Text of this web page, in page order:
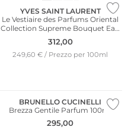
YVES SAINT LAURENT
Le Vestiaire des Parfums Oriental
Collection Supreme Bouquet Eau
de Parfum 125ml
312,00
249,60 € / Prezzo per 100ml
BRUNELLO CUCINELLI
Brezza Gentile Parfum 100ml
295,00